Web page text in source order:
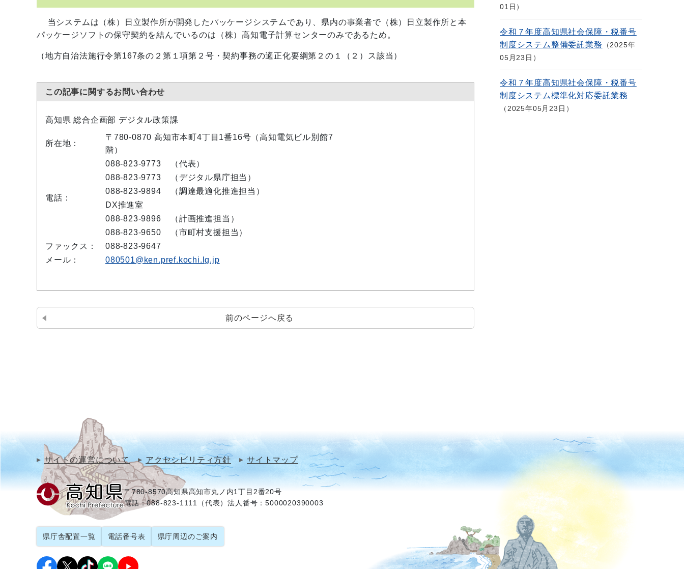
当システムは（株）日立製作所が開発したパッケージシステムであり、県内の事業者で（株）日立製作所と本
パッケージソフトの保守契約を結んでいるのは（株）高知電子計算センターのみであるため。
（地方自治法施行令第167条の２第１項第２号・契約事務の適正化要綱第２の１（２）ス該当）
この記事に関するお問い合わせ
高知県 総合企画部 デジタル政策課
所在地：
〒780-0870 高知市本町4丁目1番16号（高知電気ビル別館7
階）
電話：
088-823-9773
（代表）
088-823-9773
（デジタル県庁担当）
088-823-9894
（調達最適化推進担当）
DX推進室
088-823-9896
（計画推進担当）
088-823-9650
（市町村支援担当）
ファックス：
088-823-9647
メール：
080501@ken.pref.kochi.lg.jp
前のページへ戻る
01日
令和７年度高知県社会保障・税番号
制度システム整備委託業務
2025年
05月23日
令和７年度高知県社会保障・税番号
制度システム標準化対応委託業務
2025年05月23日
サイトの運営について アクセシビリティ方針 サイトマップ
〒780-8570高知県高知市丸ノ内1丁目2番20号
電話：088-823-1111（代表）法人番号：5000020390003
県庁舎配置一覧 電話番号表 県庁周辺のご案内